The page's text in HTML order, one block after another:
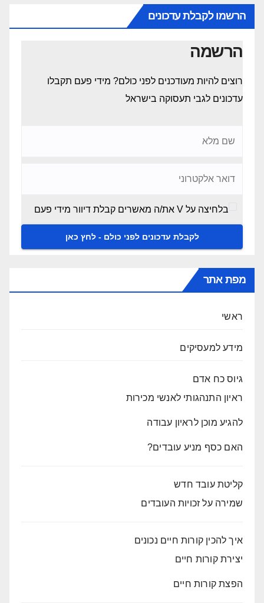
הרשמו לקבלת עדכונים
הרשמה
רוצים להיות מעודכנים לפני כולם? מידי פעם תקבלו
עדכונים לגבי תעסוקה בישראל
בלחיצה על V את/ה מאשרים קבלת דיוור מידי פעם
מפת אתר
ראשי
מידע למעסיקים
גיוס כח אדם
ראיון התנהגותי לאנשי מכירות
להגיע מוכן לראיון עבודה
האם כסף מניע עובדים?
קליטת עובד חדש
שמירה על זכויות העובדים
איך להכין קורות חיים נכונים
יצירת קורות חיים
הפצת קורות חיים